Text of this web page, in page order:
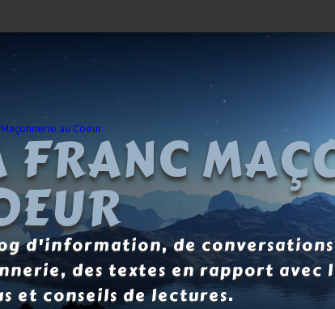
FRANC
d'information, de
des textes en rapport avec
et conseils de lectures.